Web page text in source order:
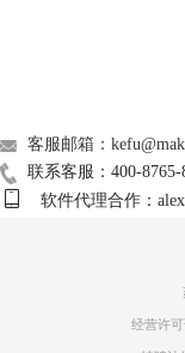
客服邮箱：
联系客服：400-8765-
软件代理合作：
经营许